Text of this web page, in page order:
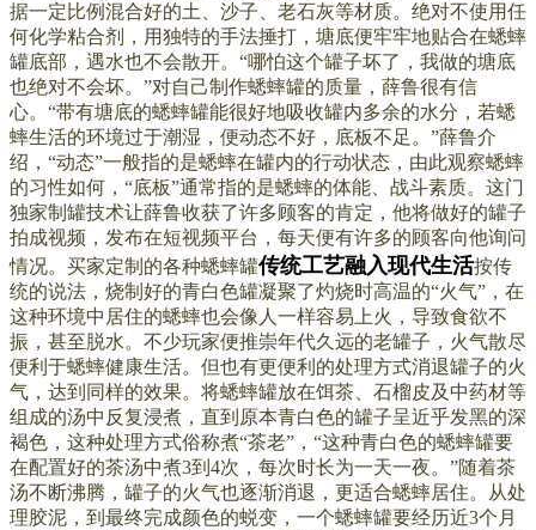
据一定比例混合好的土、沙子、老石灰等材质。绝对不使用任
何化学粘合剂，用独特的手法捶打，塘底便牢牢地贴合在蟋蟀
罐底部，遇水也不会散开。“哪怕这个罐子坏了，我做的塘底
也绝对不会坏。”对自己制作蟋蟀罐的质量，薛鲁很有信
心。 “带有塘底的蟋蟀罐能很好地吸收罐内多余的水分，若蟋
蟀生活的环境过于潮湿，便动态不好，底板不足。”薛鲁介
绍，“动态”一般指的是蟋蟀在罐内的行动状态，由此观察蟋蟀
的习性如何，“底板”通常指的是蟋蟀的体能、战斗素质。这门
独家制罐技术让薛鲁收获了许多顾客的肯定，他将做好的罐子
拍成视频，发布在短视频平台，每天便有许多的顾客向他询问
情况。 买家定制的各种蟋蟀罐传统工艺融入现代生活按传
统的说法，烧制好的青白色罐凝聚了灼烧时高温的“火气”，在
这种环境中居住的蟋蟀也会像人一样容易上火，导致食欲不
振，甚至脱水。不少玩家便推崇年代久远的老罐子，火气散尽
便利于蟋蟀健康生活。但也有更便利的处理方式消退罐子的火
气，达到同样的效果。将蟋蟀罐放在饵茶、石榴皮及中药材等
组成的汤中反复浸煮，直到原本青白色的罐子呈近乎发黑的深
褐色，这种处理方式俗称煮“茶老”，“这种青白色的蟋蟀罐要
在配置好的茶汤中煮3到4次，每次时长为一天一夜。”随着茶
汤不断沸腾，罐子的火气也逐渐消退，更适合蟋蟀居住。
从处
理胶泥，到最终完成颜色的蜕变，一个蟋蟀罐要经历近3个月